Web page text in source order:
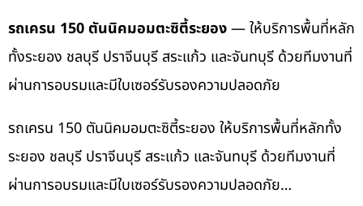
รถเครน 150 ตันนิคมอมตะซิตี้ระยอง— ให้บริการพื้นที่หลัก
ทั้งระยอง ชลบุรี ปราจีนบุรี สระแก้ว และจันทบุรี ด้วยทีมงานที่
ผ่านการอบรมและมีใบเซอร์รับรองความปลอดภัย
รถเครน 150 ตันนิคมอมตะซิตี้ระยอง ให้บริการพื้นที่หลักทั้ง
ระยอง ชลบุรี ปราจีนบุรี สระแก้ว และจันทบุรี ด้วยทีมงานที่
ผ่านการอบรมและมีใบเซอร์รับรองความปลอดภัย…